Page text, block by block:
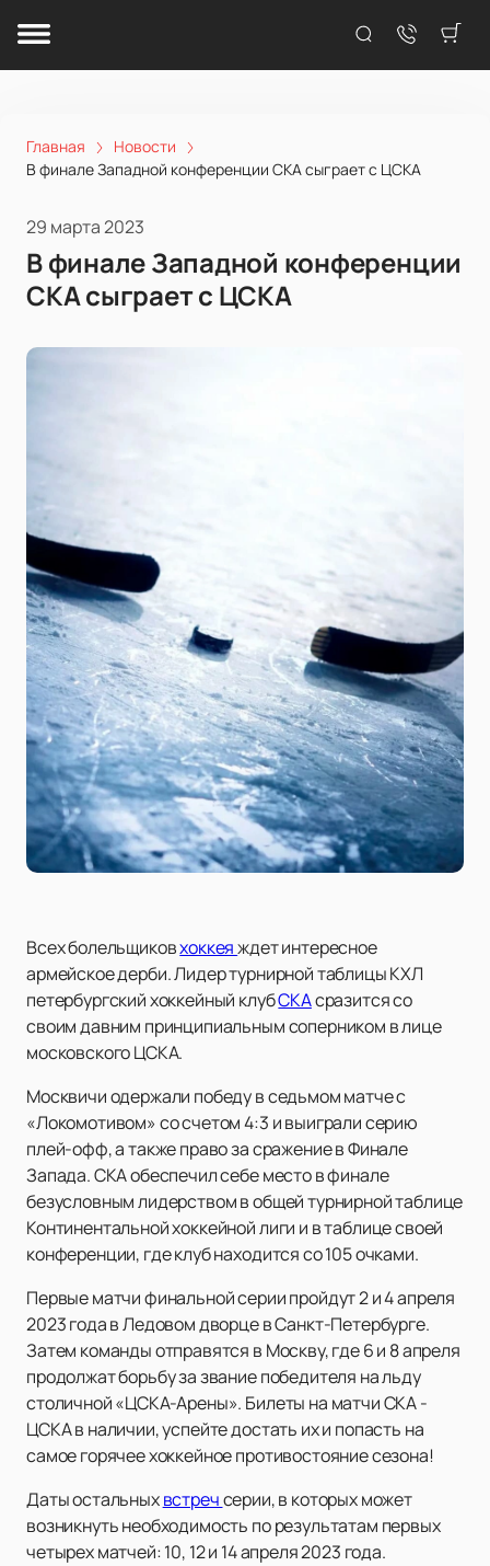
Главная
Новости
В финале Западной конференции СКА сыграет с ЦСКА
29 марта 2023
В финале Западной конференции
СКА сыграет с ЦСКА
Всех болельщиковхоккеяждет интересное
армейское дерби. Лидер турнирной таблицы КХЛ
петербургский хоккейный клубСКАсразится со
своим давним принципиальным соперником в лице
московского ЦСКА.
Москвичи одержали победу в седьмом матче с
«Локомотивом» со счетом 4:3 и выиграли серию
плей-офф, а также право за сражение в Финале
Запада. СКА обеспечил себе место в финале
безусловным лидерством в общей турнирной таблице
Континентальной хоккейной лиги и в таблице своей
конференции, где клуб находится со 105 очками.
Первые матчи финальной серии пройдут 2 и 4 апреля
2023 года в Ледовом дворце в Санкт-Петербурге.
Затем команды отправятся в Москву, где 6 и 8 апреля
продолжат борьбу за звание победителя на льду
столичной «ЦСКА-Арены». Билеты на матчи СКА -
ЦСКА в наличии, успейте достать их и попасть на
самое горячее хоккейное противостояние сезона!
Даты остальныхвстречсерии, в которых может
возникнуть необходимость по результатам первых
четырех матчей: 10, 12 и 14 апреля 2023 года.